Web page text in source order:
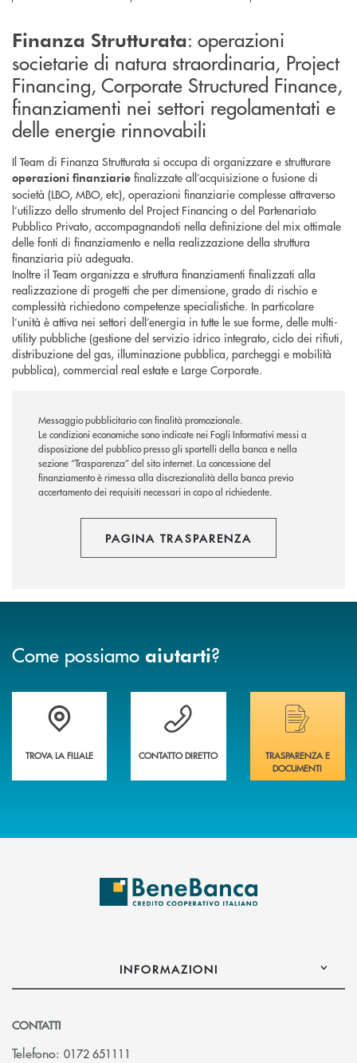
Finanza Strutturata: operazioni
societarie di natura straordinaria, Project
Financing, Corporate Structured Finance,
finanziamenti nei settori regolamentati e
delle energie rinnovabili
Il Team di Finanza Strutturata si occupa di organizzare e strutturare
operazioni finanziarie finalizzate all’acquisizione o fusione di
società (LBO, MBO, etc), operazioni finanziarie complesse attraverso
l’utilizzo dello strumento del Project Financing o del Partenariato
Pubblico Privato, accompagnandoti nella definizione del mix ottimale
delle fonti di finanziamento e nella realizzazione della struttura
finanziaria più adeguata.
Inoltre il Team organizza e struttura finanziamenti finalizzati alla
realizzazione di progetti che per dimensione, grado di rischio e
complessità richiedono competenze specialistiche. In particolare
l’unità è attiva nei settori dell’energia in tutte le sue forme, delle multi-
utility pubbliche (gestione del servizio idrico integrato, ciclo dei rifiuti,
distribuzione del gas, illuminazione pubblica, parcheggi e mobilità
pubblica), commercial real estate e Large Corporate.
Messaggio pubblicitario con finalità promozionale.
Le condizioni economiche sono indicate nei Fogli Informativi messi a
disposizione del pubblico presso gli sportelli della banca e nella
sezione “Trasparenza” del sito internet.La concessione del
finanziamento è rimessa alla discrezionalità della banca previo
accertamento dei requisiti necessari in capo al richiedente.
PAGINA TRASPARENZA
Come possiamo aiutarti?
Trova la filiale più vicina a te&nbsp;
TROVA LA FILIALE
Hai bisogno di assistenza immediata?
CONTATTO DIRETTO
Hai bisogno di
TRASPARENZA E
DOCUMENTI
INFORMAZIONI
CONTATTI
Telefono: 0172 651111